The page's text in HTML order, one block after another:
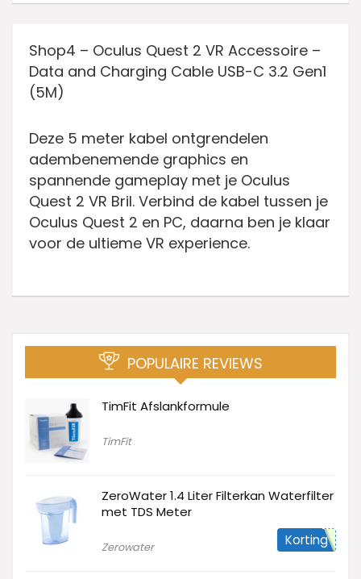
Shop4 – Oculus Quest 2 VR Accessoire –
Data and Charging Cable USB-C 3.2 Gen1
(5M)
Deze 5 meter kabel ontgrendelen
adembenemende graphics en
spannende gameplay met je Oculus
Quest 2 VR Bril. Verbind de kabel tussen je
Oculus Quest 2 en PC, daarna ben je klaar
voor de ultieme VR experience.
POPULAIRE REVIEWS
TimFit Afslankformule
TimFit
ZeroWater 1.4 Liter Filterkan Waterfilter
met TDS Meter
Zerowater Korting